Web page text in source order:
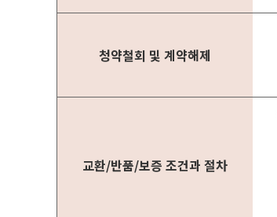
청약철회 및 계약해제
교환/반품/보증 조건과 절차